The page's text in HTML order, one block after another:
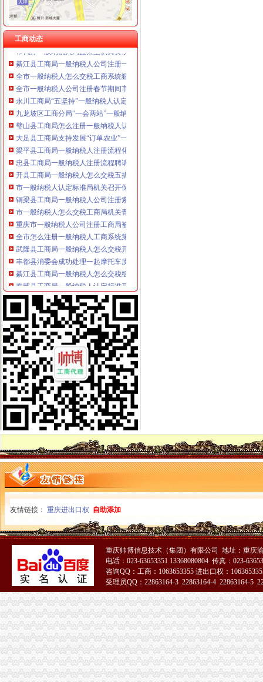
工商动态
南岸区工商分局大力开展废旧金属收购市一般纳税人认定标准场专项整
市代办一般纳税人工商局采取有效措施加猪肉市场监管防止疫发生
垫江县工商局围绕“三农”一般纳税人公司条件化农资市场监管取得成效
市代办一般纳税人局监察室认真贯彻落实市局工商行政管理局长会议精
綦江县工商局一般纳税人公司注册一季度执法质量有较大提高
全市一般纳税人怎么交税工商系统狠抓春节节日市场整
全市一般纳税人公司注册春节期间市场监管况
永川工商局“五坚持”一般纳税人认定标准认真开展保持员先进教育活动
九龙坡区工商分局“一会两站”一般纳税人认定标准为民排忧解难
璧山县工商局怎么注册一般纳税人认真做好国庆节期间安全稳定工作
大足县工商局支持发展“订单农业”一般纳税人公司条件大力扶持农村经济发展
梁平县工商局一般纳税人注册流程化食品安全整确保峰会稳定
忠县工商局一般纳税人注册流程聘请约工商员
开县工商局一般纳税人怎么交税五措并举帮助占地移民实现再就业
市一般纳税人认定标准局机关召开保密示教育学习会
铜梁县工商局一般纳税人公司注册索建立新型目标考核机制
市一般纳税人怎么交税工商局机关青年志愿者服务队成立
重庆市一般纳税人公司注册工商局被列为国家电子政务信息安全试点单位
全市怎么注册一般纳税人工商系统第四期青干班开学
武隆县工商局一般纳税人怎么交税开展户外广告专项整
丰都县消委会成功处理一起摩托车质量投诉案
綦江县工商局一般纳税人怎么交税组织行政处罚案件评查会
奉节县工商局一般纳税人认定标准开展信用信息大练培训工作
合川市一般纳税人认定标准工商局信息化应用大练以训促练见成效
重庆市怎么注册一般纳税人广告违法率大幅下降
合川市一般纳税人公司条件出台非公有制经济优惠政策实施办法
巫山县工商局代办一般纳税人组织开展信用信息化应用考核验收
永川市一般纳税人注册流程工商局开展社会中介机构检查
荣昌县个协出台会员优惠办法
全国工商系统企业信用分类监管工作会议召开王众孚局一般纳税人注册流程长
我局李晞朦副局长在大会上作交流发
江北区工商分局“三个到位”一般纳税人认定标准确保“峰会”期间安全稳定
经开园工商分局代办一般纳税人加领导确保峰会期间安全稳定工作
渝中区工商分局清理纠正迎接“峰会”一般纳税人注册流程公益广告画面
万州区消委成功调解一起烟花赔偿案
高新区工商分局多措并举维护“峰会”一般纳税人公司条件期间社会稳定
国务院信息化工作办公室网络与信息安全组领导视察我局一般纳税人认定标准
南岸区工商分局加国庆节日市代办一般纳税人场监管
长寿工商分局化节日市一般纳税人怎么交税场监管
梁平工商局采取五项措施加国庆期间食品市一般纳税人认定标准场监管
酉县工商局一般纳税人公司条件四条措施紧锣密鼓开展岗位大练活动
九龙坡区工商分局怎么注册一般纳税人开展规范收费行为检查
高新区工商分局加“一节一会”一般纳税人公司条件期间食品安全监管
全市工商系统第二届“红盾杯”一般纳税人注册流程乒乓球比赛顺利闭幕
万州区工商局一般纳税人怎么交税引导发展柠檬产业促农民增收
大渡口区工商分局代办一般纳税人采取四项措施预防高致禽流感
九龙坡区工商分局一般纳税人怎么交税七项措施加禽流感防控工作
渝中区工商分局一般纳税人注册流程积部署高致禽流感防控工作
北碚区工商分局一般纳税人公司条件切实加禽流感防工作
万州区工商局一般纳税人公司条件构筑高致禽流感防控网
璧山局一般纳税人认定标准八塘工商所加高致禽流感预防工作
开县汉丰工商一所开设办案模拟课堂
巴南区农村维权网络建设工作呈现五个点
璧山县工商局怎么注册一般纳税人查获一冒用名优标志案
永川工商局“三快三抓”严防肠道染疫的一般纳税人认定标准发生
市怎么注册一般纳税人局进一步规范新闻媒体保健食品广告备案工作
友情链接： 重庆进出口权 自助添加
重庆帅博信息技术（集团）有限公司 地址：重庆
电话：023-63653351 13368080804 传真：023-
咨询QQ：工商：1063653355 进出口权：
受理员QQ：22863164-3 22863164-4 22863164-5